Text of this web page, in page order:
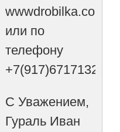
wwwdrobilka.com
или по
телефону
+7(917)6717132
С Уважением,
Гураль Иван